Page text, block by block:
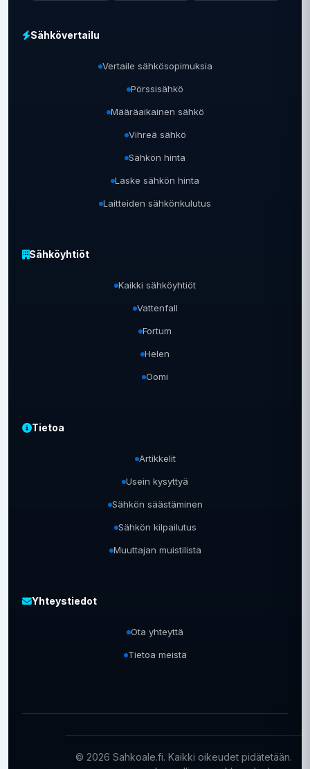
Sähkövertailu
Vertaile sähkösopimuksia
Pörssisähkö
Määräaikainen sähkö
Vihreä sähkö
Sähkön hinta
Laske sähkön hinta
Laitteiden sähkönkulutus
Sähköyhtiöt
Kaikki sähköyhtiöt
Vattenfall
Fortum
Helen
Oomi
Tietoa
Artikkelit
Usein kysyttyä
Sähkön säästäminen
Sähkön kilpailutus
Muuttajan muistilista
Yhteystiedot
Ota yhteyttä
Tietoa meistä
© 2026 Sahkoale.fi. Kaikki oikeudet pidätetään.